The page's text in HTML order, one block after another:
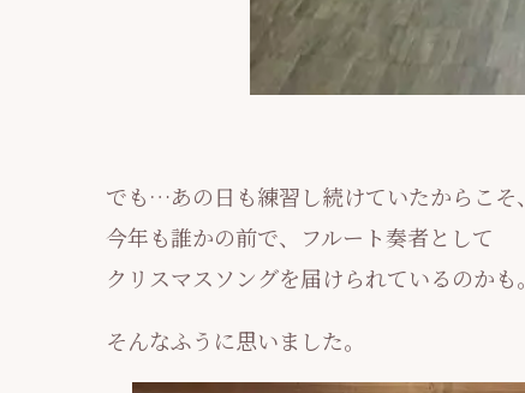
でも…あの日も練習し続けていたからこそ、
今年も誰かの前で、フルート奏者として
クリスマスソングを届けられているのかも。
そんなふうに思いました。